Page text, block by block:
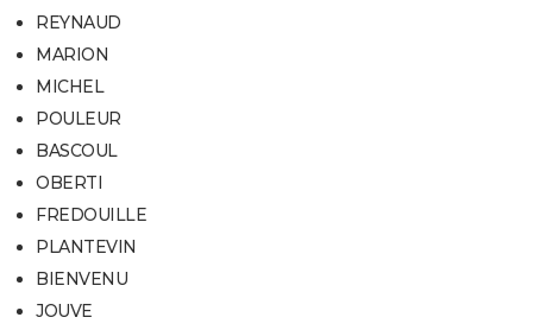
REYNAUD
MARION
MICHEL
POULEUR
BASCOUL
OBERTI
FREDOUILLE
PLANTEVIN
BIENVENU
JOUVE